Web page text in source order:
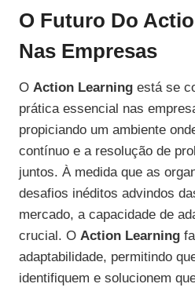
O Futuro Do
Nas Empresas
O Action Learning está se
prática essencial nas
propiciando um ambiente
contínuo e a resolução de
juntos. À medida que as
desafios inéditos advindos
mercado, a capacidade de
crucial. O Action Learning
adaptabilidade, permitindo
identifiquem e solucionem